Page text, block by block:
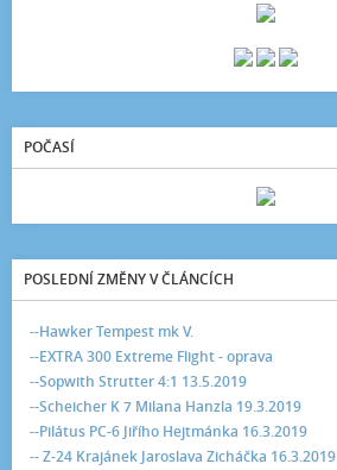
POČASÍ
POSLEDNÍ ZMĚNY V ČLÁNCÍCH
--Hawker Tempest mk V.
--EXTRA 300 Extreme Flight - oprava
--Sopwith Strutter 4:1 13.5.2019
--Scheicher K 7 Milana Hanzla 19.3.2019
--Pilátus PC-6 Jiřího Hejtmánka 16.3.2019
-- Z-24 Krajánek Jaroslava Zicháčka 16.3.2019